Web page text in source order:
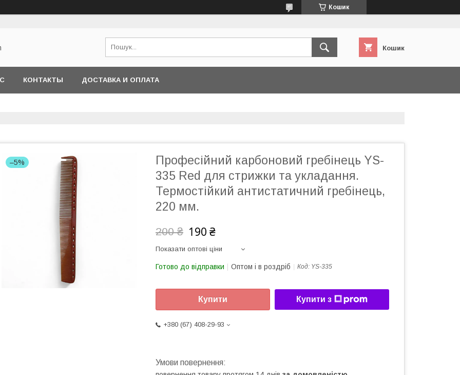
Кошик
Кошик
КОНТАКТЫ ДОСТАВКА И ОПЛАТА
–5%
Професійний карбоновий гребінець YS-
335 Red для стрижки та укладання.
Термостійкий антистатичний гребінець,
220 мм.
200 ₴ 190 ₴
Показати оптові ціни
Готово до відправки Оптом і в роздріб Код: YS-335
Купити Купити з
+380 (67) 408-29-93